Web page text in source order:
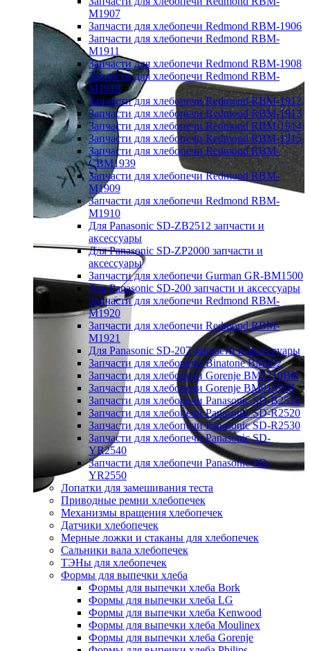
M1907
Запчасти для хлебопечи Redmond RBM-1906
Запчасти для хлебопечи Redmond RBM-
M1911
Запчасти для хлебопечи Redmond RBM-1908
Запчасти для хлебопечи Redmond RBM-
M1919
Запчасти для хлебопечи Redmond RBM-1912
Запчасти для хлебопечи Redmond RBM-1913
Запчасти для хлебопечи Redmond RBM-1914
Запчасти для хлебопечи Redmond RBM-1915
Запчасти для хлебопечи Redmond RBM-
CBM1939
Запчасти для хлебопечи Redmond RBM-
M1909
Запчасти для хлебопечи Redmond RBM-
M1910
Для Panasonic SD-ZB2512 запчасти и
аксессуары
Для Panasonic SD-ZP2000 запчасти и
аксессуары
Запчасти для хлебопечи Gurman GR-BM1500
Для Panasonic SD-200 запчасти и аксессуары
Запчасти для хлебопечи Redmond RBM-
M1920
Запчасти для хлебопечи Redmond RBM-
M1921
Для Panasonic SD-207 запчасти и аксессуары
Запчасти для хлебопечи Binatone BM202
Запчасти для хлебопечи Gorenje BM1210BK
Запчасти для хлебопечи Gorenje BM910WII
Запчасти для хлебопечи Panasonic SD-B2510
Запчасти для хлебопечи Panasonic SD-R2520
Запчасти для хлебопечи Panasonic SD-R2530
Запчасти для хлебопечи Panasonic SD-
YR2540
Запчасти для хлебопечи Panasonic SD-
YR2550
Лопатки для замешивания теста
Приводные ремни хлебопечек
Механизмы вращения хлебопечек
Датчики хлебопечек
Мерные ложки и стаканы для хлебопечек
Сальники вала хлебопечек
ТЭНы для хлебопечек
Формы для выпечки хлеба
Формы для выпечки хлеба Bork
Формы для выпечки хлеба LG
Формы для выпечки хлеба Kenwood
Формы для выпечки хлеба Moulinex
Формы для выпечки хлеба Gorenje